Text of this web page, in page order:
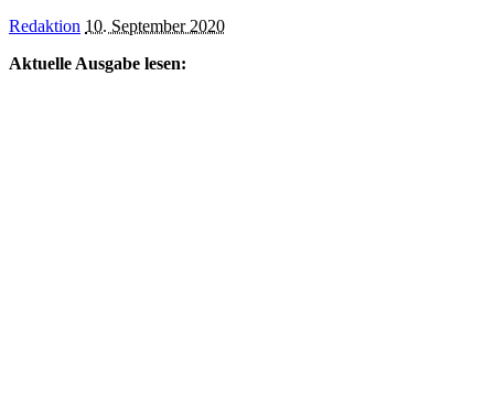
Posted
Redaktion 10. September 2020
Aktuelle Ausgabe lesen: